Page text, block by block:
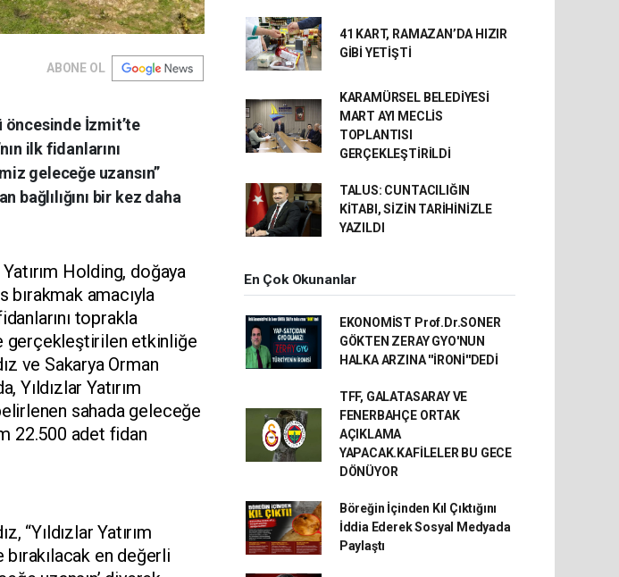
ABONE OL
öncesinde İzmit’te
ilk fidanlarını
geleceğe uzansın”
bağlılığını bir kez daha
Holding, doğaya
bırakmak amacıyla
toprakla
gerçekleştirilen etkinliğe
ve Sakarya Orman
Yıldızlar Yatırım
sahada geleceğe
22.500 adet fidan
“Yıldızlar Yatırım
en değerli
41 KART, RAMAZAN’DA HIZIR
GİBİ YETİŞTİ
KARAMÜRSEL BELEDİYESİ
MART AYI MECLİS
TOPLANTISI
GERÇEKLEŞTİRİLDİ
TALUS: CUNTACILIĞIN
KİTABI, SİZİN TARİHİNİZLE
YAZILDI
En Çok Okunanlar
EKONOMİST Prof.Dr.SONER
GÖKTEN ZERAY GYO'NUN
HALKA ARZINA ''İRONİ''DEDİ
TFF, GALATASARAY VE
FENERBAHÇE ORTAK
AÇIKLAMA
YAPACAK.KAFİLELER BU GECE
DÖNÜYOR
Böreğin İçinden Kıl Çıktığını
İddia Ederek Sosyal Medyada
Paylaştı